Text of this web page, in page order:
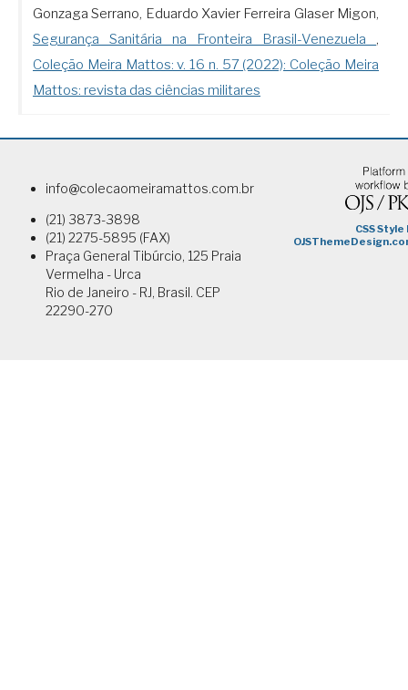
Gonzaga Serrano, Eduardo Xavier Ferreira Glaser Migon,
Segurança Sanitária na Fronteira Brasil-Venezuela ,
Coleção Meira Mattos: v. 16 n. 57 (2022): Coleção Meira
Mattos: revista das ciências militares
info@colecaomeiramattos.com.br
(21) 3873-3898
(21) 2275-5895 (FAX)
Praça General Tibúrcio, 125 Praia
Vermelha - Urca
Rio de Janeiro - RJ, Brasil. CEP
22290-270